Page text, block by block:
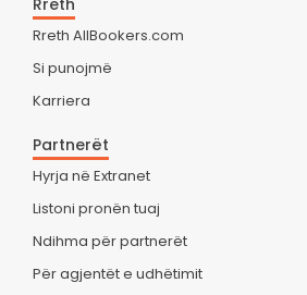
Rreth
Rreth AllBookers.com
Si punojmë
Karriera
Partnerët
Hyrja në Extranet
Listoni pronën tuaj
Ndihma për partnerët
Për agjentët e udhëtimit